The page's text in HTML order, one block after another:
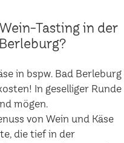
Tasting in der
in bspw. Bad Berleburg
In geselliger Runde
mögen.
von Wein und Käse
die tief in der